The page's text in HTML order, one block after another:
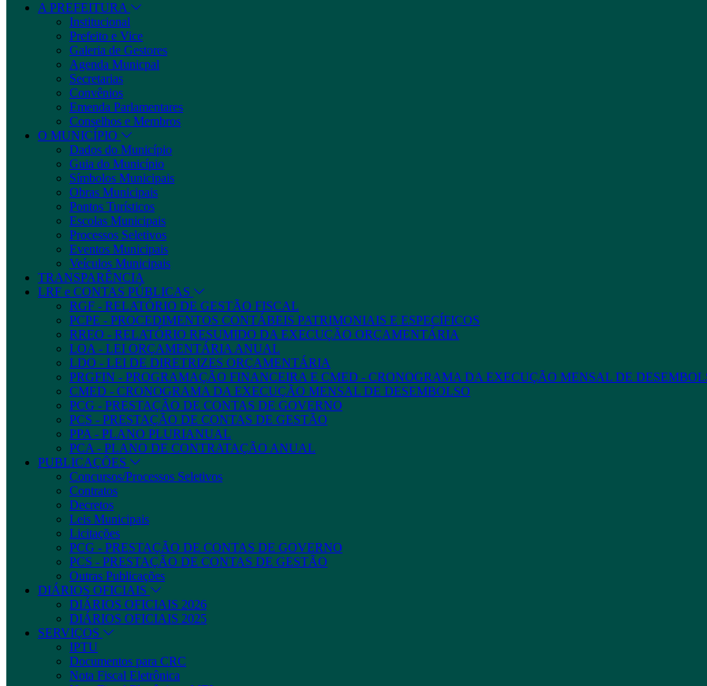
A PREFEITURA
Institucional
Prefeito e Vice
Galeria de Gestores
Agenda Municpal
Secretarias
Convênios
Emenda Parlamentares
Conselhos e Membros
O MUNICÍPIO
Dados do Município
Guia do Município
Símbolos Municipais
Obras Municipais
Pontos Turísticos
Escolas Municipais
Processos Seletivos
Eventos Municipais
Veículos Municipais
TRANSPARÊNCIA
LRF e CONTAS PÚBLICAS
RGF - RELATÓRIO DE GESTÃO FISCAL
PCPE - PROCEDIMENTOS CONTÁBEIS PATRIMONIAIS E ESPECÍFICOS
RREO - RELATÓRIO RESUMIDO DA EXECUÇÃO ORÇAMENTÁRIA
LOA - LEI ORÇAMENTÁRIA ANUAL
LDO - LEI DE DIRETRIZES ORÇAMENTÁRIA
PRGFIN - PROGRAMAÇÃO FINANCEIRA E CMED - CRONOGRAMA DA EXECUÇÃO MENSAL DE
CMED - CRONOGRAMA DA EXECUÇÃO MENSAL DE DESEMBOLSO
PCG - PRESTAÇÃO DE CONTAS DE GOVERNO
PCS - PRESTAÇÃO DE CONTAS DE GESTÃO
PPA - PLANO PLURIANUAL
PCA - PLANO DE CONTRATAÇÃO ANUAL
PUBLICAÇÕES
Concursos/Processos Seletivos
Contratos
Decretos
Leis Municipais
Licitações
PCG - PRESTAÇÃO DE CONTAS DE GOVERNO
PCS - PRESTAÇÃO DE CONTAS DE GESTÃO
Outras Publicações
DIÁRIOS OFICIAIS
DIÁRIOS OFICIAIS 2026
DIÁRIOS OFICIAIS 2025
SERVIÇOS
IPTU
Documentos para CRC
Nota Fiscal Eletrônica